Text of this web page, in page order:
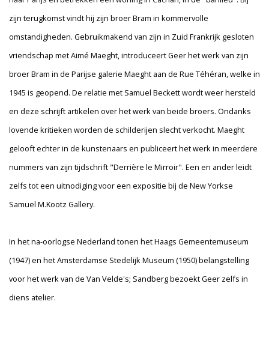
zijn terugkomst vindt hij zijn broer Bram in kommervolle
omstandigheden. Gebruikmakend van zijn in Zuid Frankrijk gesloten
vriendschap met Aimé Maeght, introduceert Geer het werk van zijn
broer Bram in de Parijse galerie Maeght aan de Rue Téhéran, welke in
1945 is geopend. De relatie met Samuel Beckett wordt weer hersteld
en deze schrijft artikelen over het werk van beide broers. Ondanks
lovende kritieken worden de schilderijen slecht verkocht. Maeght
gelooft echter in de kunstenaars en publiceert het werk in meerdere
nummers van zijn tijdschrift "Derrière le Mirroir". Een en ander leidt
zelfs tot een uitnodiging voor een expositie bij de New Yorkse
Samuel M.Kootz Gallery.
In het na-oorlogse Nederland tonen het Haags Gemeentemuseum
(1947) en het Amsterdamse Stedelijk Museum (1950) belangstelling
voor het werk van de Van Velde's; Sandberg bezoekt Geer zelfs in
diens atelier.